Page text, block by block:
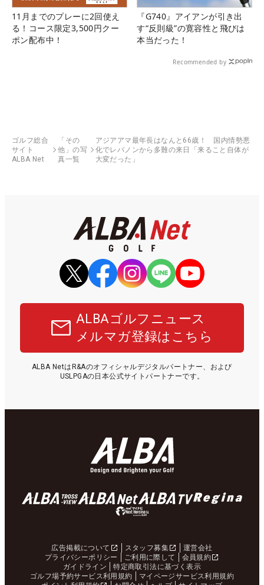
11月までのプレーに2回使え
る！コース限定3,500円クー
ポン配布中！
『G740』アイアンが引き出
す“反則級”の寛容性と飛びは
本当だった！
Recommended by
ゴルフ総合
サイト
ALBA Net
「その
他」の写
真一覧
アジアアマ最年長はなんと66歳！ 国内情勢悪
化でレバノンから多難の来日「来ること自体が
大変だった」
ALBAゴルフニュース
メルマガ登録はこちら
ALBA NetはR&Aのオフィシャルデジタルパートナー、および
USLPGAの日本公式サイトパートナーです。
広告掲載について スタッフ募集
運営会社
プライバシーポリシー
ご利用に際して
会員規約
ガイドライン
特定商取引法に基づく表示
ゴルフ場予約サービス利用規約
マイページサービス利用規約